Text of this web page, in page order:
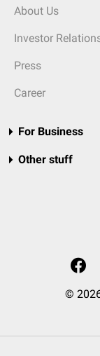
About Us
Investor
Press
Career
For Business
Other stuff
©